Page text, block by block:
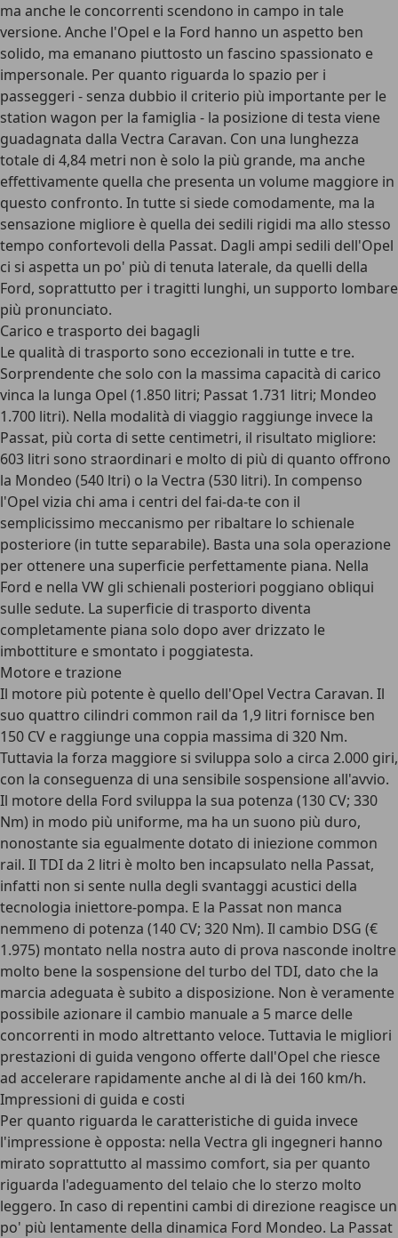
ma anche le concorrenti scendono in campo in tale
versione. Anche l'Opel e la Ford hanno un aspetto ben
solido, ma emanano piuttosto un fascino spassionato e
impersonale. Per quanto riguarda lo spazio per i
passeggeri - senza dubbio il criterio più importante per le
station wagon per la famiglia - la posizione di testa viene
guadagnata dalla Vectra Caravan. Con una lunghezza
totale di 4,84 metri non è solo la più grande, ma anche
effettivamente quella che presenta un volume maggiore in
questo confronto. In tutte si siede comodamente, ma la
sensazione migliore è quella dei sedili rigidi ma allo stesso
tempo confortevoli della Passat. Dagli ampi sedili dell'Opel
ci si aspetta un po' più di tenuta laterale, da quelli della
Ford, soprattutto per i tragitti lunghi, un supporto lombare
più pronunciato.
Carico e trasporto dei bagagli
Le qualità di trasporto sono eccezionali in tutte e tre.
Sorprendente che solo con la massima capacità di carico
vinca la lunga Opel (1.850 litri; Passat 1.731 litri; Mondeo
1.700 litri). Nella modalità di viaggio raggiunge invece la
Passat, più corta di sette centimetri, il risultato migliore:
603 litri sono straordinari e molto di più di quanto offrono
la Mondeo (540 ltri) o la Vectra (530 litri). In compenso
l'Opel vizia chi ama i centri del fai-da-te con il
semplicissimo meccanismo per ribaltare lo schienale
posteriore (in tutte separabile). Basta una sola operazione
per ottenere una superficie perfettamente piana. Nella
Ford e nella VW gli schienali posteriori poggiano obliqui
sulle sedute. La superficie di trasporto diventa
completamente piana solo dopo aver drizzato le
imbottiture e smontato i poggiatesta.
Motore e trazione
Il motore più potente è quello dell'Opel Vectra Caravan. Il
suo quattro cilindri common rail da 1,9 litri fornisce ben
150 CV e raggiunge una coppia massima di 320 Nm.
Tuttavia la forza maggiore si sviluppa solo a circa 2.000 giri,
con la conseguenza di una sensibile sospensione all'avvio.
Il motore della Ford sviluppa la sua potenza (130 CV; 330
Nm) in modo più uniforme, ma ha un suono più duro,
nonostante sia egualmente dotato di iniezione common
rail. Il TDI da 2 litri è molto ben incapsulato nella Passat,
infatti non si sente nulla degli svantaggi acustici della
tecnologia iniettore-pompa. E la Passat non manca
nemmeno di potenza (140 CV; 320 Nm). Il cambio DSG (€
1.975) montato nella nostra auto di prova nasconde inoltre
molto bene la sospensione del turbo del TDI, dato che la
marcia adeguata è subito a disposizione. Non è veramente
possibile azionare il cambio manuale a 5 marce delle
concorrenti in modo altrettanto veloce. Tuttavia le migliori
prestazioni di guida vengono offerte dall'Opel che riesce
ad accelerare rapidamente anche al di là dei 160 km/h.
Impressioni di guida e costi
Per quanto riguarda le caratteristiche di guida invece
l'impressione è opposta: nella Vectra gli ingegneri hanno
mirato soprattutto al massimo comfort, sia per quanto
riguarda l'adeguamento del telaio che lo sterzo molto
leggero. In caso di repentini cambi di direzione reagisce un
po' più lentamente della dinamica Ford Mondeo. La Passat